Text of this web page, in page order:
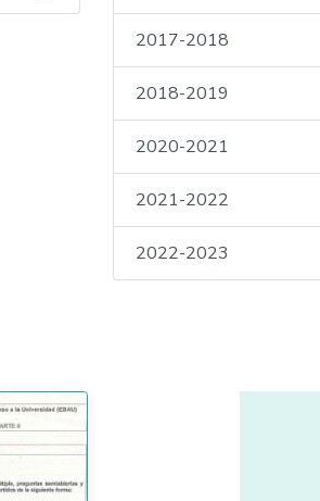
2017-2018
2018-2019
2020-2021
2021-2022
2022-2023